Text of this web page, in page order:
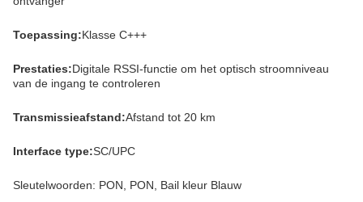
Toepassing:Klasse C+++
Prestaties:Digitale RSSI-functie om het optisch stroomniveau
van de ingang te controleren
Transmissieafstand:Afstand tot 20 km
Interface type:SC/UPC
Sleutelwoorden: PON, PON, Bail kleur Blauw